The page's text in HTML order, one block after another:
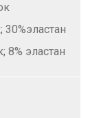
30%эластан
8% эластан